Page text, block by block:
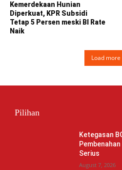
Kemerdekaan Hunian
Diperkuat, KPR Subsidi
Tetap 5 Persen meski BI Rate
Naik
Load more
Pilihan
Ketegasan
Serius
August 7, 2026